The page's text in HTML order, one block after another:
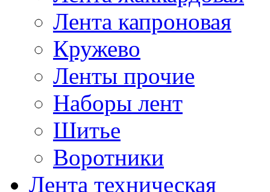
Лента капроновая
Кружево
Ленты прочие
Наборы лент
Шитье
Воротники
Лента техническая